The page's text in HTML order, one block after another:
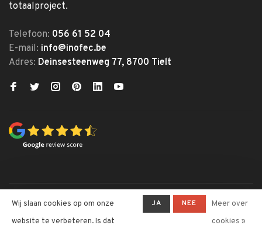
totaalproject.
Telefoon: 056 61 52 04
E-mail: info@inofec.be
Adres: Deinsesteenweg 77, 8700 Tielt
© Copyright 2026 Inofec
-Inofec Kantoormeubelen krijgt
Wij slaan cookies op om onze
website te verbeteren. Is dat
JA NEE
Meer over
cookies »